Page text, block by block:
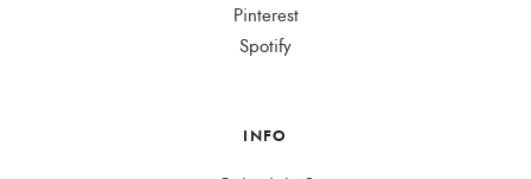
Pinterest
Spotify
INFO